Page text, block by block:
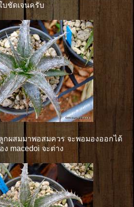
ชัดเจนครับ
กผสมมาพอสมควร จะพอมองออกได้
macedoi จะต่าง